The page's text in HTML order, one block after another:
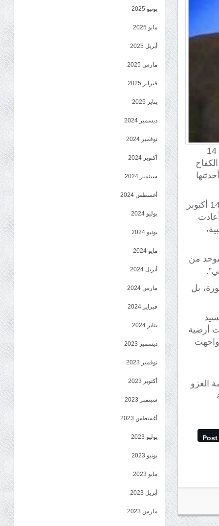
أكد المتحدث الرسمي باسم المجلس الانتقالي الجنوبي، أنور التميمي، أن ثورة 14
وأوضح التميمي في تصريح له بمناسبة الذكرى الـ62 لانطلاقة الثورة، أن ثورة 14 أكتوبر
من
بل
أرضية
واجهت
الغزو
Post
يونيو 2025
مايو 2025
أبريل 2025
مارس 2025
فبراير 2025
يناير 2025
ديسمبر 2024
نوفمبر 2024
أكتوبر 2024
سبتمبر 2024
أغسطس 2024
يوليو 2024
يونيو 2024
مايو 2024
أبريل 2024
مارس 2024
فبراير 2024
يناير 2024
ديسمبر 2023
نوفمبر 2023
أكتوبر 2023
سبتمبر 2023
أغسطس 2023
يوليو 2023
يونيو 2023
مايو 2023
أبريل 2023
مارس 2023